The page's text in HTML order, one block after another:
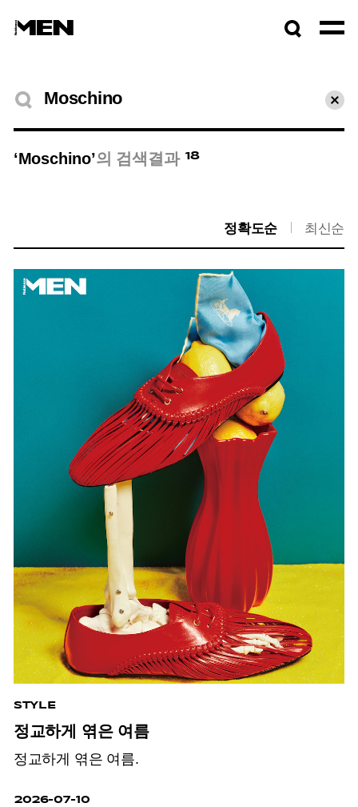
검색결과
초기
‘Moschino’의 검색결과 18
정확도순 최신순
STYLE
정교하게 엮은 여름
정교하게 엮은 여름.
2026-07-10